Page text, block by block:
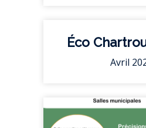
Éco
Avril